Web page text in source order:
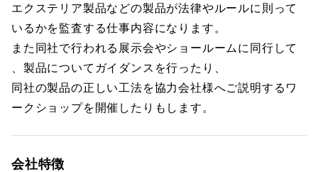
エクステリア製品などの製品が法律やルールに則って
いるかを監査する仕事内容になります。
また同社で行われる展示会やショールームに同行して
、製品についてガイダンスを行ったり、
同社の製品の正しい工法を協力会社様へご説明するワ
ークショップを開催したりもします。
会社特徴